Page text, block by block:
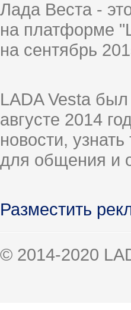
Лада Веста -
на платформе
на сентябрь
LADA Vesta
августе 2014
новости,
для общения и
Разместить
© 2014-2020